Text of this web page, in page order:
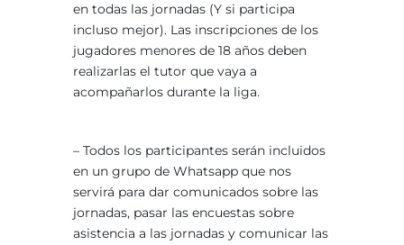
en todas las jornadas (Y si participa
incluso mejor). Las inscripciones de los
jugadores menores de 18 años deben
realizarlas el tutor que vaya a
acompañarlos durante la liga.
– Todos los participantes serán incluidos
en un grupo de Whatsapp que nos
servirá para dar comunicados sobre las
jornadas, pasar las encuestas sobre
asistencia a las jornadas y comunicar las